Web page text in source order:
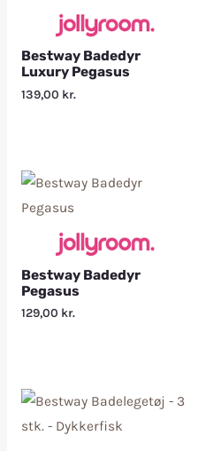
Bestway Badedyr
Luxury Pegasus
139,00 kr.
Bestway Badedyr
Pegasus
129,00 kr.